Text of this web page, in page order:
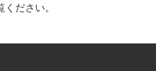
ください。